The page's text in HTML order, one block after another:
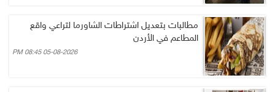
مطالبات بتعديل اشتراطات الشاورما لتراعي واقع
المطاعم في الأردن
05-08-2026 08:45 PM